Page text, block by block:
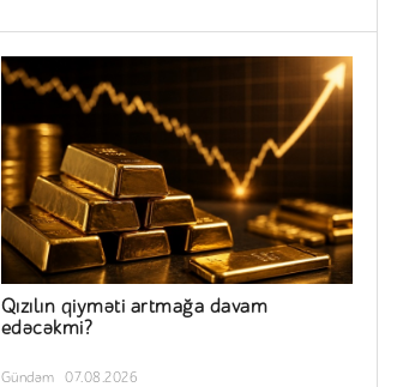
Qızılın qiyməti artmağa davam
edəcəkmi?
Gündəm 07.08.2026